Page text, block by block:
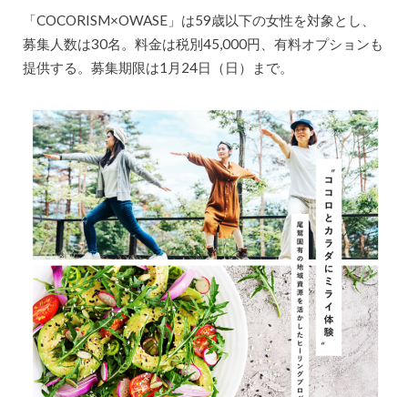
「COCORISM×OWASE」は59歳以下の女性を対象とし、
募集人数は30名。料金は税別45,000円、有料オプションも
提供する。募集期限は1月24日（日）まで。